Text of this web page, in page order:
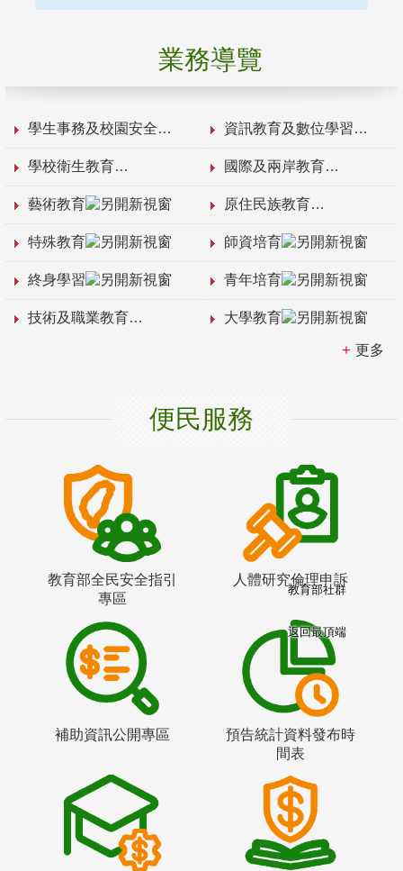
業務導覽
學生事務及校園安全 資訊教育及數位學習
學校衛生教育 國際及兩岸教育
藝術教育 原住民族教育
特殊教育 師資培育
終身學習 青年培育
技術及職業教育 大學教育
更多
便民服務
教育部全民安全指引
專區
人體研究倫理申訴
補助資訊公開專區
預告統計資料發布時
間表
教育部社群
返回最頂端